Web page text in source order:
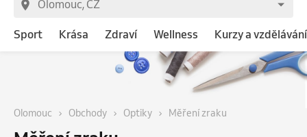
Sport Krása Zdraví Wellness Kurzy a vzdělávání
Olomouc Obchody Optiky Měření zraku